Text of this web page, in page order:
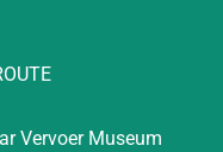
Vervoer Museum